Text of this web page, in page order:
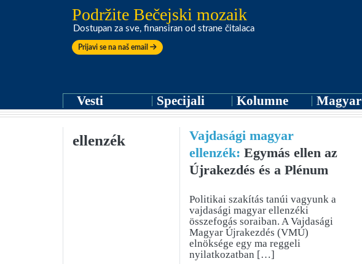
Podržite Bečejski mozaik
Dostupan za sve, finansiran od strane čitalaca
Prijavi se na naš email
Vesti Specijali Kolumne Magyar
ellenzék
Vajdasági magyar
ellenzék: Egymás ellen az
Újrakezdés és a Plénum
Politikai szakítás tanúi vagyunk a
vajdasági magyar ellenzéki
összefogás soraiban. A Vajdasági
Magyar Újrakezdés (VMÚ)
elnöksége egy ma reggeli
nyilatkozatban […]